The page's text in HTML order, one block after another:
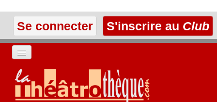
Se connecter S'inscrire au Club
ACCUEIL
LES TEXTES